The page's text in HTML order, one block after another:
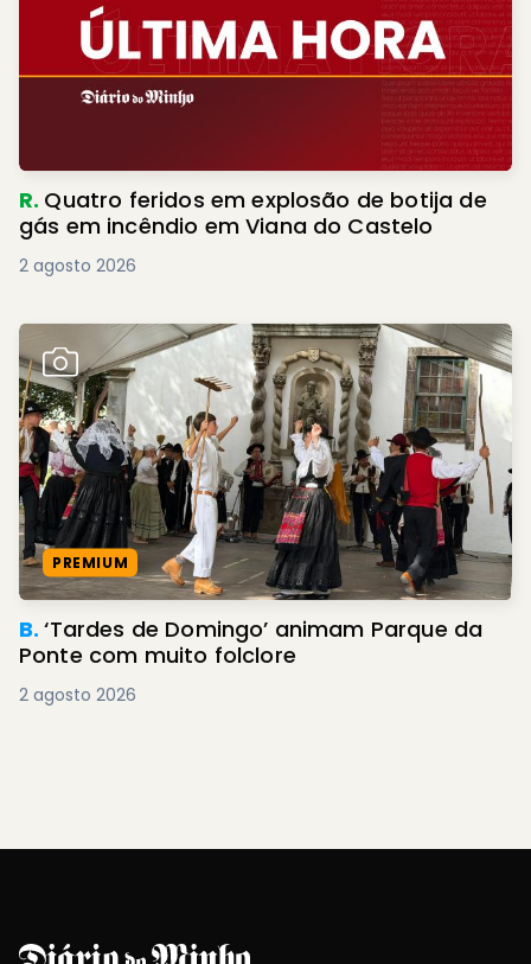
R. Quatro feridos em explosão de botija de
gás em incêndio em Viana do Castelo
2 agosto 2026
PREMIUM
B.‘Tardes de Domingo’ animam Parque da
Ponte com muito folclore
2 agosto 2026